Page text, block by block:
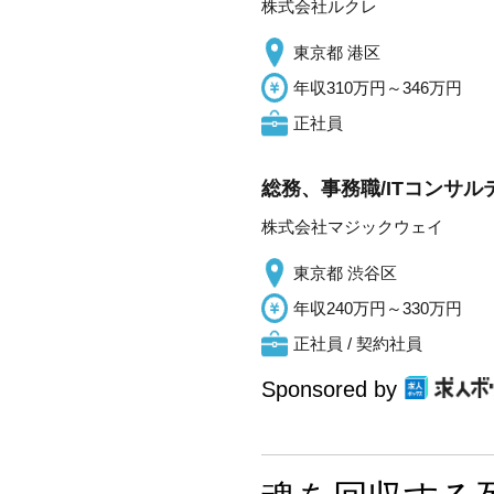
株式会社ルクレ
東京都 港区
年収310万円～346万円
正社員
総務、事務職/ITコンサル
株式会社マジックウェイ
東京都 渋谷区
年収240万円～330万円
正社員 / 契約社員
Sponsored by